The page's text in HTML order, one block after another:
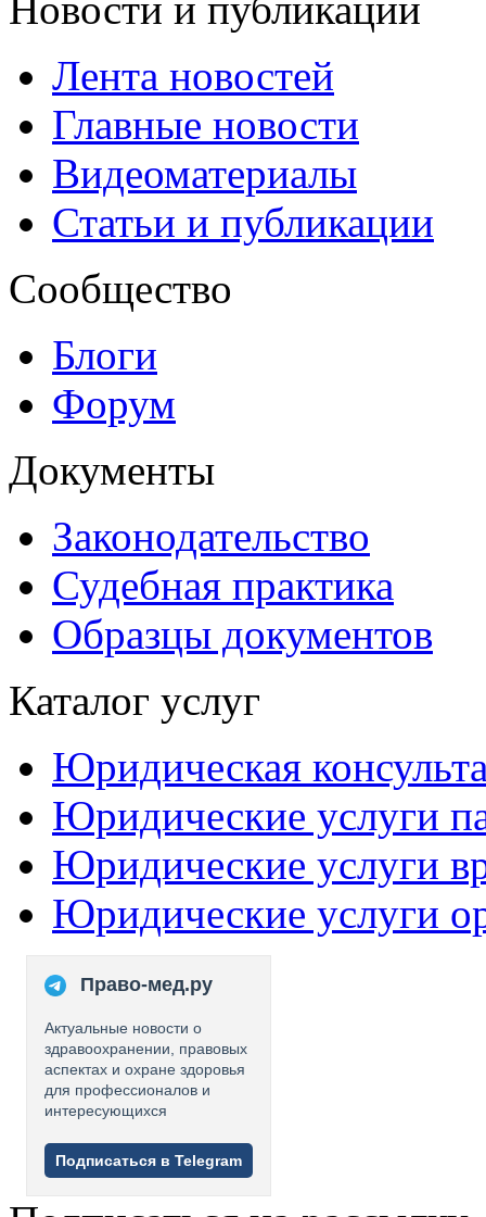
Лента новостей
Главные новости
Видеоматериалы
Статьи и публикации
Сообщество
Блоги
Форум
Документы
Законодательство
Судебная практика
Образцы документов
Каталог услуг
Юридическая
Юридические услуги
Юридические услуги
Юридические услуги
Право-мед.ру
Актуальные новости о
здравоохранении, правовых
аспектах и охране здоровья
для профессионалов и
интересующихся
Подписаться в Telegram